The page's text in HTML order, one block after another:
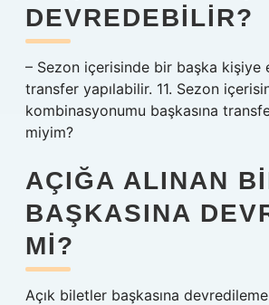
DEVREDEBILIR?
– Sezon içerisinde bir başka kişiye
transfer yapılabilir. 11. Sezon
kombinasyonumu başkasına
miyim?
AÇIĞA ALINAN
BAŞKASINA
MI?
Açık biletler başkasına